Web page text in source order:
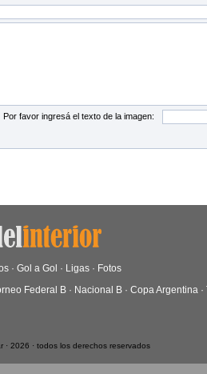
Por favor ingresá el texto de la imagen:
· Gol a Gol · Ligas · Fotos
Federal B · Nacional B · Copa Argentina ·
· 2026 · todos los derechos reservados